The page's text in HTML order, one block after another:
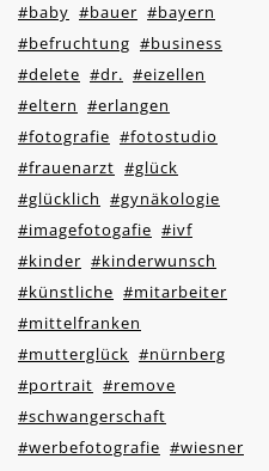
#baby #bauer #bayern
#befruchtung #business
#delete #dr. #eizellen
#eltern #erlangen
#fotografie #fotostudio
#frauenarzt #glück
#glücklich #gynäkologie
#imagefotogafie #ivf
#kinder #kinderwunsch
#künstliche #mitarbeiter
#mittelfranken
#mutterglück #nürnberg
#portrait #remove
#schwangerschaft
#werbefotografie #wiesner